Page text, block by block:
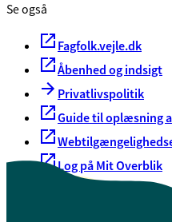
Se også
Fagfolk.vejle.dk
Åbenhed og indsigt
Privatlivspolitik
Guide til oplæsning
Log på Mit Overblik